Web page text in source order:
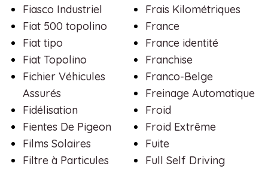
Fiasco Industriel
Fiat 500 topolino
Fiat tipo
Fiat Topolino
Fichier Véhicules
Assurés
Fidélisation
Fientes De Pigeon
Films Solaires
Filtre à Particules
Frais Kilométriques
France
France identité
Franchise
Franco-Belge
Freinage Automatique
Froid
Froid Extrême
Fuite
Full Self Driving